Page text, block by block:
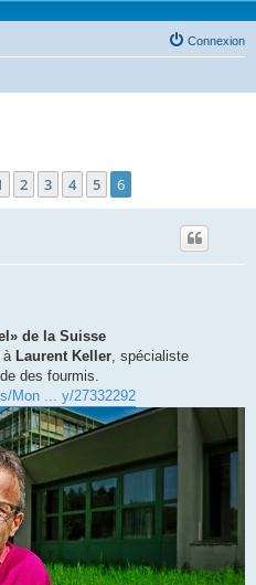
Connexion
2 3 4 5 6
de la Suisse
àLaurent Keller, spécialiste
des fourmis.
Mon ... y/27332292